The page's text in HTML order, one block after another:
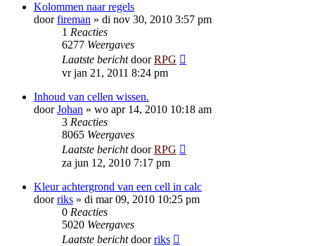
Kolommen naar regels
doorfireman » di nov 30, 2010 3:57 pm
1 Reacties
6277 Weergaves
Laatste berichtdoorRPG
vr jan 21, 2011 8:24 pm
Inhoud van cellen wissen.
doorJohan » wo apr 14, 2010 10:18 am
3 Reacties
8065 Weergaves
Laatste berichtdoorRPG
za jun 12, 2010 7:17 pm
Kleur achtergrond van een cell in calc
doorriks » di mar 09, 2010 10:25 pm
0 Reacties
5020 Weergaves
Laatste berichtdoorriks